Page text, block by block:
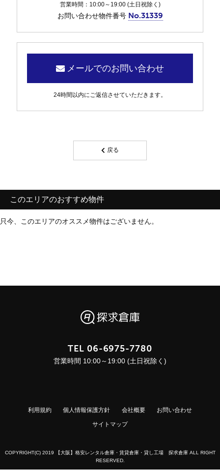
営業時間：10:00～19:00 (土日祝除く)
お問い合わせ物件番号 No.31339
メールでのお問い合わせ
24時間以内にご返信させていただきます。
戻る
このエリアのおすすめ物件
只今、このエリアのオススメ物件はございません。
TEL 06-6975-7780
営業時間 10:00～19:00 (土日祝除く)
利用規約 個人情報保護方針 会社概要 お問い合わせ
サイトマップ
COPYRIGHT(C) 2019 【大阪】格安レンタル倉庫・賃貸倉庫・貸し工場 探求倉庫 ALL RIGHT
RESERVED.